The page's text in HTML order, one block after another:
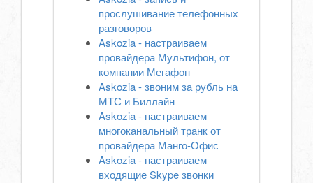
прослушивание телефонных
разговоров
Askozia - настраиваем
провайдера Мультифон, от
компании Мегафон
Askozia - звоним за рубль на
МТС и Биллайн
Askozia - настраиваем
многоканальный транк от
провайдера Манго-Офис
Askozia - настраиваем
входящие Skype звонки